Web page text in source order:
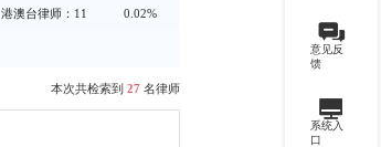
港澳台律师：11 0.02%
本次共检索到 27 名律师
意见反
馈
系统入
口